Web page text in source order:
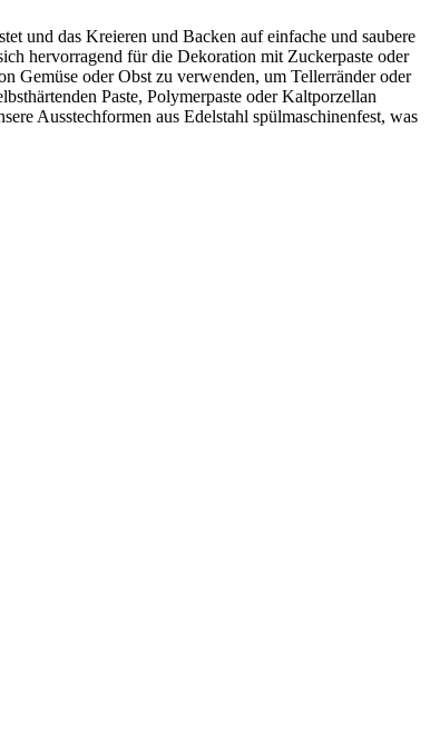
und das Kreieren und Backen auf einfache und saubere
hervorragend für die Dekoration mit Zuckerpaste oder
Gemüse oder Obst zu verwenden, um Tellerränder oder
Paste, Polymerpaste oder Kaltporzellan
Ausstechformen aus Edelstahl spülmaschinenfest, was